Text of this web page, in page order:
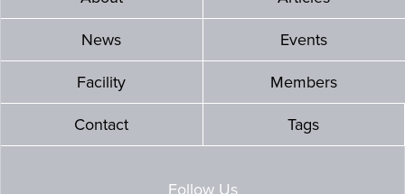
News Events
Facility Members
Contact Tags
Follow Us